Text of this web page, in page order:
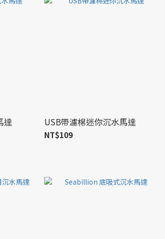
達 USB帶濾棉迷你沉水馬達
NT$109